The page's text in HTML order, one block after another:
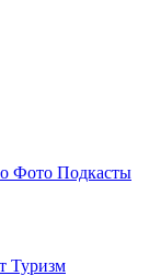
Фото Подкасты
Туризм